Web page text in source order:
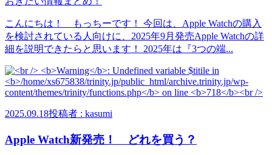
こんにちは！ もっちーです！ 今回は、Apple Watchの購入
を検討されている人向けに、2025年9月発売Apple Watchの詳
細を説明できたらと思います！ 2025年は『3つの端...
2025.09.18投稿者 : kasumi
Apple Watch新発売！ どれを買う？